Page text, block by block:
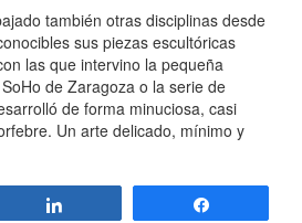
también otras disciplinas desde
sus piezas escultóricas
las que intervino la pequeña
de Zaragoza o la serie de
de forma minuciosa, casi
Un arte delicado, mínimo y